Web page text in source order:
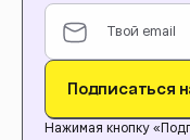
Подписаться
Нажимая кнопку